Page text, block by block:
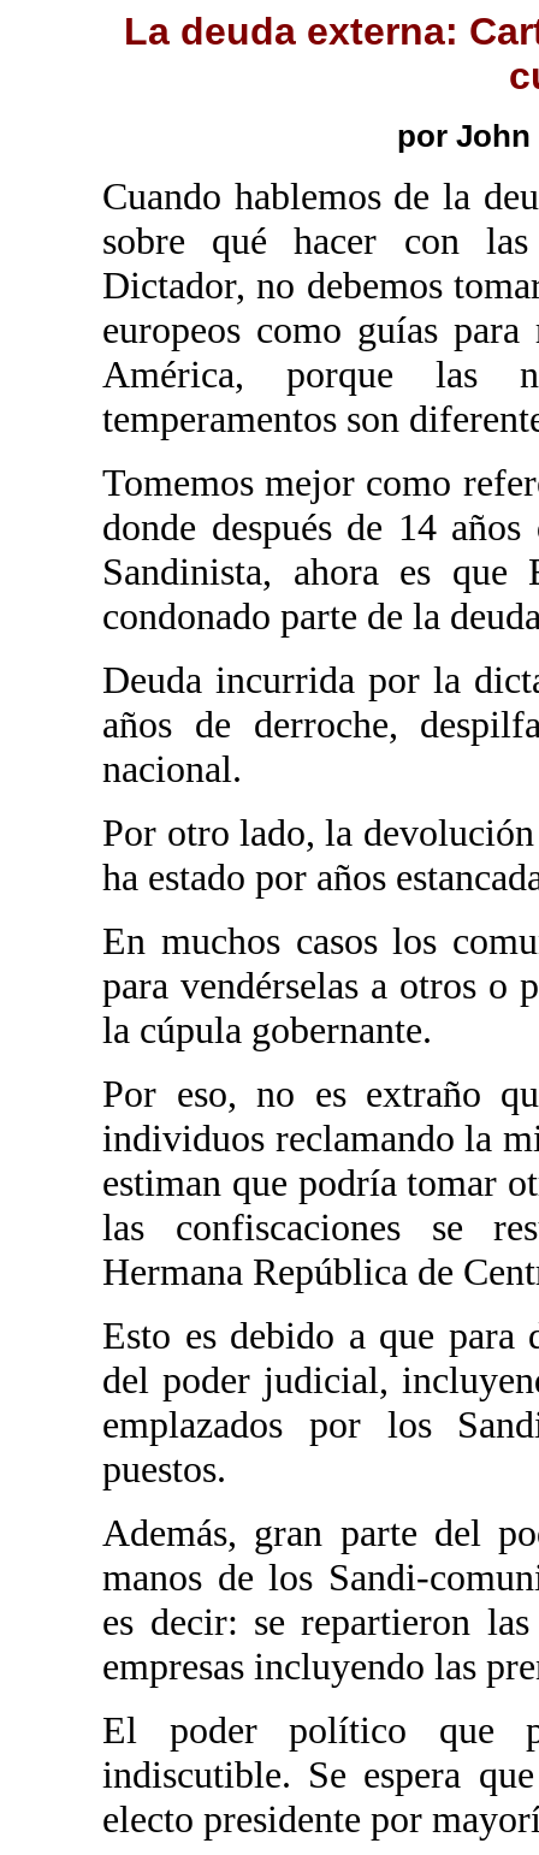
La deuda externa:
por John
Cuando hablemos de la
sobre qué hacer con
Dictador, no debemos
europeos como guías
América, porque las
temperamentos son
Tomemos mejor como
donde después de 14
Sandinista, ahora es
condonado parte de la
Deuda incurrida por la
años de derroche,
nacional.
Por otro lado, la
ha estado por años
En muchos casos los
para vendérselas a otros o
la cúpula gobernante.
Por eso, no es extraño
individuos reclamando la
estiman que podría tomar
las confiscaciones se
Hermana República de
Esto es debido a que para
del poder judicial,
emplazados por los
puestos.
Además, gran parte del
manos de los Sandi-
es decir: se repartieron
empresas incluyendo las
El poder político que
indiscutible. Se espera
electo presidente por